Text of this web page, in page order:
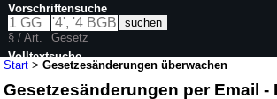
Start >Gesetzesänderungen überwachen
Gesetzesänderungen per Email -
Vorschriftensuche
§ / Art.
Gesetz
Volltextsuche